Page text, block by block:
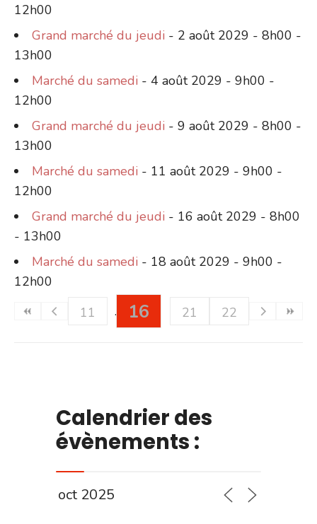
12h00
Grand marché du jeudi - 2 août 2029 - 8h00 -
13h00
Marché du samedi - 4 août 2029 - 9h00 -
12h00
Grand marché du jeudi - 9 août 2029 - 8h00 -
13h00
Marché du samedi - 11 août 2029 - 9h00 -
12h00
Grand marché du jeudi - 16 août 2029 - 8h00
- 13h00
Marché du samedi - 18 août 2029 - 9h00 -
12h00
11
16 21 22
Calendrier des
évènements :